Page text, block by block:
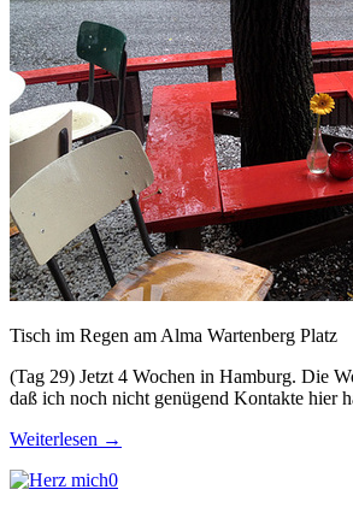
Tisch im Regen am Alma Wartenberg Platz
(Tag 29) Jetzt 4 Wochen in Hamburg. Die
daß ich noch nicht genügend Kontakte hier
Weiterlesen →
0